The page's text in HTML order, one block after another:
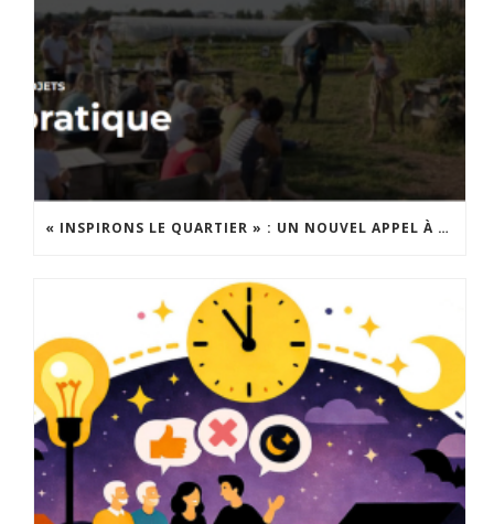
« INSPIRONS LE QUARTIER » : UN NOUVEL APPEL À PROJETS EST LANCÉ !